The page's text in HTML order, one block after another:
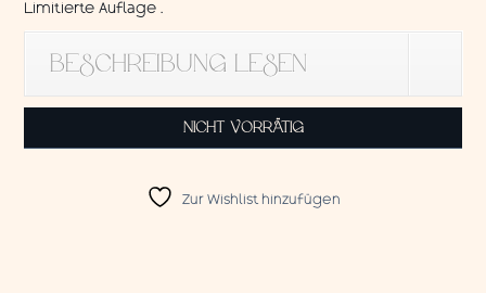
Limitierte Auflage .
BESCHREIBUNG LESEN
NICHT VORRÄTIG
Zur Wishlist hinzufügen